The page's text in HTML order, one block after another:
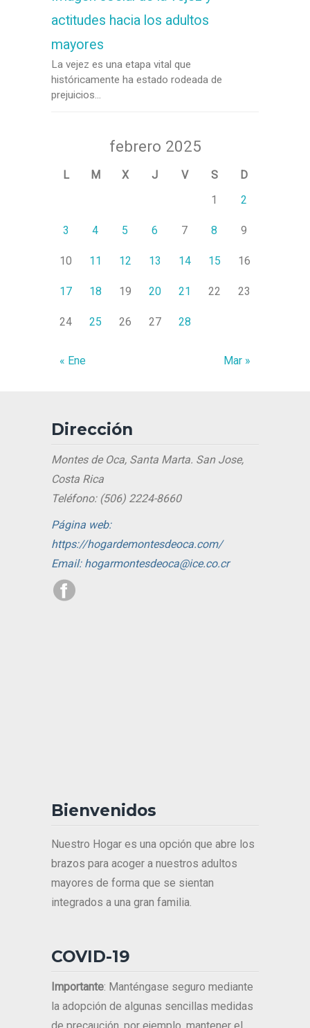
actitudes hacia los adultos
mayores
La vejez es una etapa vital que
históricamente ha estado rodeada de
prejuicios...
febrero 2025
L M X J V S
D
1
2
3 4 5 6 7 8 9
10 11 12 13 14 15 16
17 18 19 20 21 22 23
24 25 26 27 28
« Ene Mar »
Dirección
Montes de Oca, Santa Marta. San Jose,
Costa Rica
Teléfono: (506) 2224-8660
Página web:
https://hogardemontesdeoca.com/
Email: hogarmontesdeoca@ice.co.cr
Bienvenidos
Nuestro Hogar es una opción que abre los
brazos para acoger a nuestros adultos
mayores de forma que se sientan
integrados a una gran familia.
COVID-19
Importante: Manténgase seguro mediante
la adopción de algunas sencillas medidas